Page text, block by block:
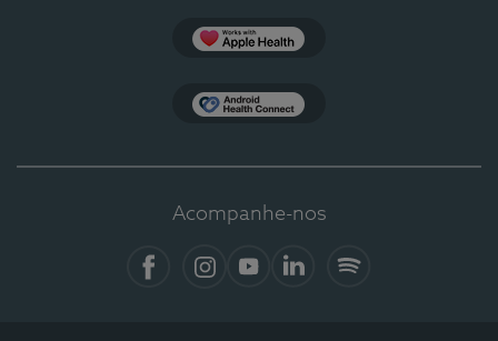
Acompanhe-nos